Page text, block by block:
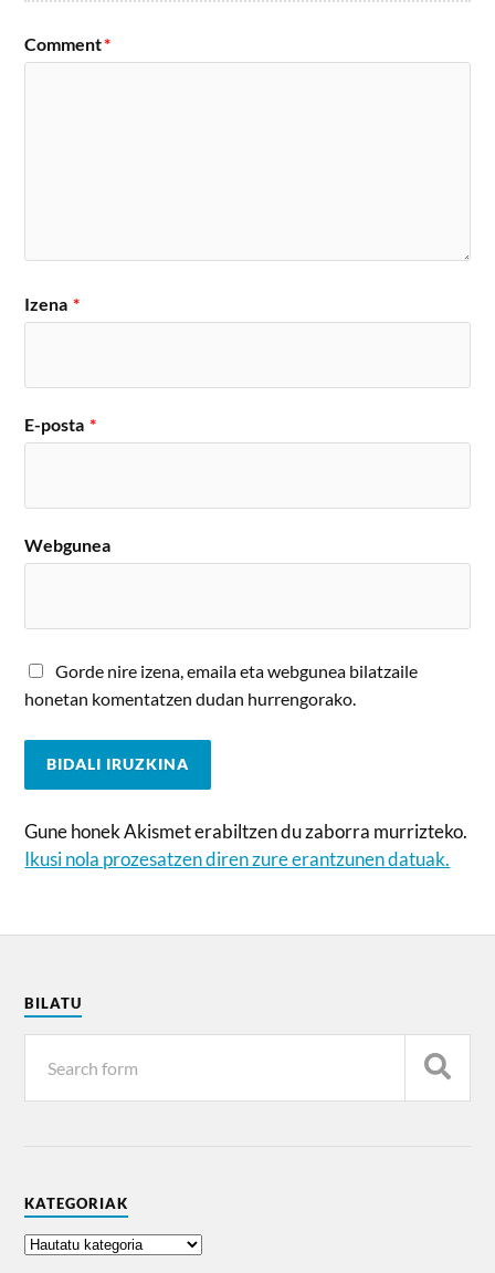
Comment*
Izena *
E-posta *
Webgunea
Gorde nire izena, emaila eta webgunea bilatzaile
honetan komentatzen dudan hurrengorako.
Gune honek Akismet erabiltzen du zaborra murrizteko.
Ikusi nola prozesatzen diren zure erantzunen datuak.
BILATU
KATEGORIAK